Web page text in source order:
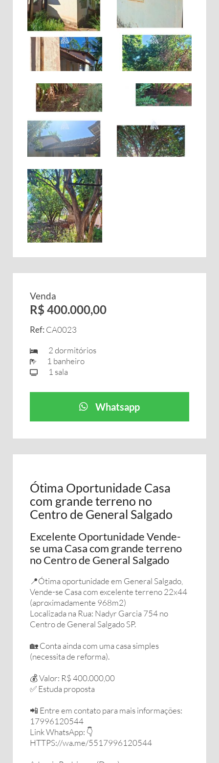
Venda
R$ 400.000,00
Ref: CA0023
2 dormitórios
1 banheiro
1 sala
Whatsapp
Ótima Oportunidade Casa
com grande terreno no
Centro de General Salgado
Excelente Oportunidade Vende-
se uma Casa com grande terreno
no Centro de General Salgado
📍Ótima oportunidade em General Salgado,
Vende-se Casa com excelente terreno 22x44
(aproximadamente 968m2)
Localizada na Rua: Nadyr Garcia 754 no
Centro de General Salgado SP.
🏡 Conta ainda com uma casa simples
(necessita de reforma).
💰 Valor: R$ 400.000,00
✅ Estuda proposta
📲 Entre em contato para mais informações:
17996120544
Link WhatsApp: 👇
HTTPS://wa.me/5517996120544